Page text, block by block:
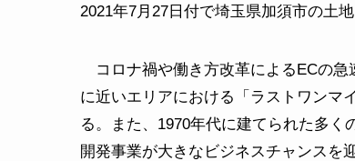
2021年7月27日付で埼玉県加須市の土
コロナ禍や働き方改革によるECの急
に近いエリアにおける「ラストワンマ
る。また、1970年代に建てられた多
開発事業が大きなビジネスチャンスを